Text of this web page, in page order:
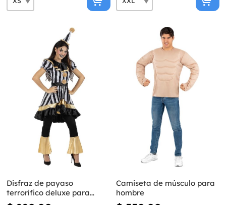
Disfraz de payaso
terrorífico deluxe para
mujer
Camiseta de músculo para
hombre